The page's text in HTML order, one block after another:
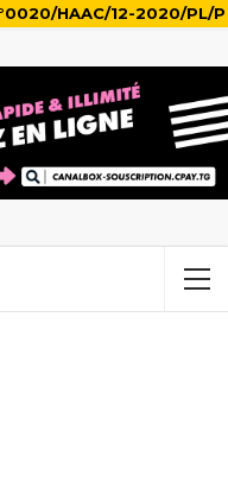
HAAC/12-2020/PL/P